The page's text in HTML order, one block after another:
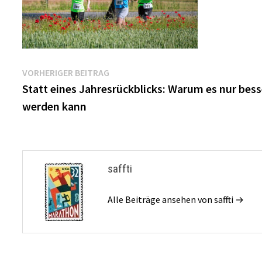
Beitragsnavigation
VORHERIGER BEITRAG
Beitrag:
Statt eines Jahresrückblicks: Warum es nur
werden kann
saffti
Alle Beiträge ansehen von saffti →